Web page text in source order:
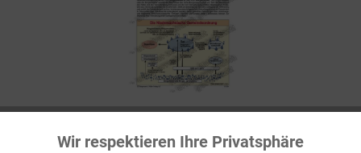
Funktionale Aktiv
Wir respektieren Ihre Privatsphäre